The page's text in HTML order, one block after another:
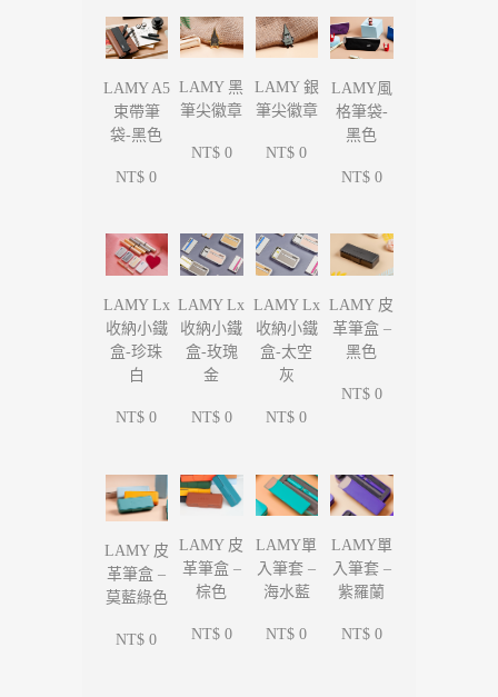
LAMY A5
束帶筆
袋-黑色
NT$ 0
LAMY 黑
筆尖徽章
NT$ 0
LAMY 銀
筆尖徽章
NT$ 0
LAMY風
格筆袋-
黑色
NT$ 0
LAMY Lx
收納小鐵
盒-珍珠
白
NT$ 0
LAMY Lx
收納小鐵
盒-玫瑰
金
NT$ 0
LAMY Lx
收納小鐵
盒-太空
灰
NT$ 0
LAMY 皮
革筆盒 –
黑色
NT$ 0
LAMY 皮
革筆盒 –
莫藍綠色
NT$ 0
LAMY 皮
革筆盒 –
棕色
NT$ 0
LAMY單
入筆套 –
海水藍
NT$ 0
LAMY單
入筆套 –
紫羅蘭
NT$ 0